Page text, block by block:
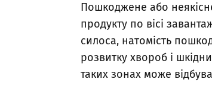
Пошкоджене або
продукту по вісі
силоса, натомість
розвитку хвороб і
таких зонах може